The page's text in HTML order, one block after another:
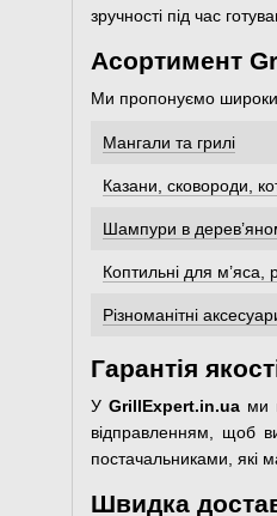
зручності під час
Асортимент
Ми пропонуємо
Мангали та грилі
Казани, сковороди,
Шампури в
Коптильні для м’яса,
Різноманітні
Гарантія
У GrillExpert.in.ua ми
відправленням, щоб
постачальниками, які
Швидка